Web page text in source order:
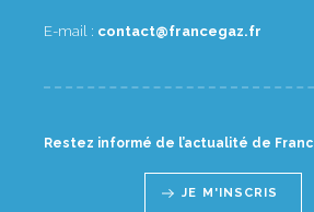
E-mail : rf.zagecnarf@tcatnoc
Restez informé de l’actualité de
JE M'INSCRIS